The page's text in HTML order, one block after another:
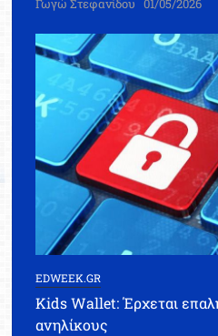
Γωγώ Στεφανίδου 01/05/2026
EDWEEK.GR
Kids Wallet: Έρχεται
ανηλίκους